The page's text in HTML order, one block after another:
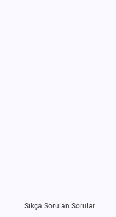
Sıkça Sorulan Sorular